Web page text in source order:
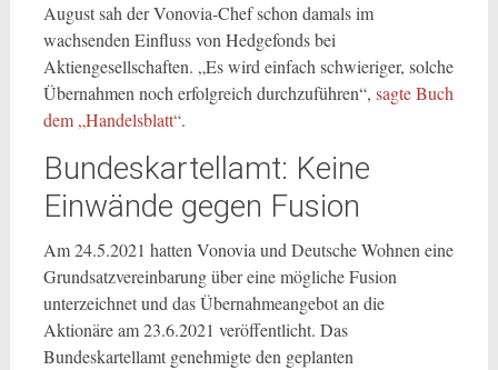
August sah der Vonovia-Chef schon damals im
wachsenden Einfluss von Hedgefonds bei
Aktiengesellschaften. „Es wird einfach schwieriger, solche
Übernahmen noch erfolgreich durchzuführen“, sagte Buch
dem „Handelsblatt“.
Bundeskartellamt: Keine
Einwände gegen Fusion
Am 24.5.2021 hatten Vonovia und Deutsche Wohnen eine
Grundsatzvereinbarung über eine mögliche Fusion
unterzeichnet und das Übernahmeangebot an die
Aktionäre am 23.6.2021 veröffentlicht. Das
Bundeskartellamt genehmigte den geplanten